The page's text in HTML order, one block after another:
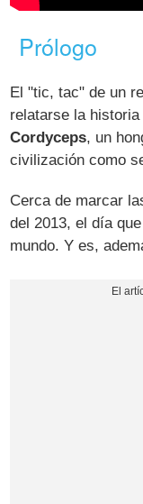
Prólogo
El "tic, tac" de un
relatarse la historia
Cordyceps, un
civilización como
Cerca de marcar
del 2013, el día
mundo. Y es,